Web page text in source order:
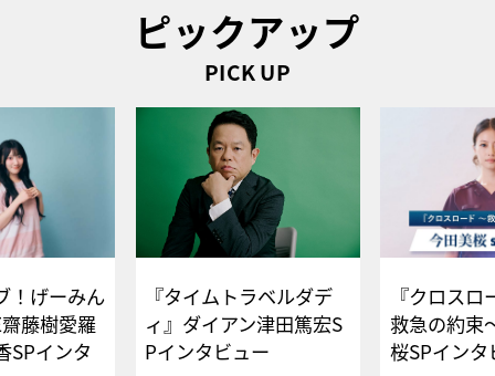
ピックアップ
PICK UP
！げーみん
藤樹愛羅
SPインタ
『タイムトラベルダデ
ィ』ダイアン津田篤宏S
Pインタビュー
『クロス
救急の約束
桜SPイ